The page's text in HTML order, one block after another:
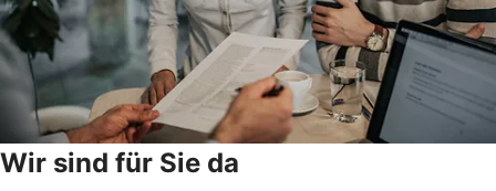
Wir sind für Sie da